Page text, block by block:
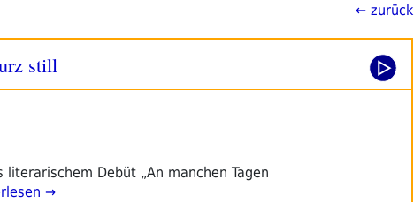
← zurück
still
Debüt „An manchen Tagen
→